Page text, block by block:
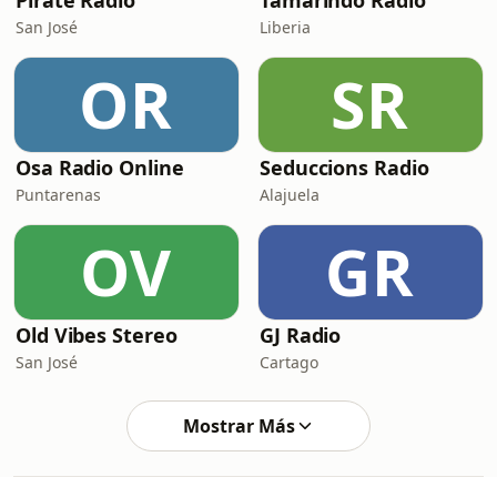
San José Liberia
OR
Osa Radio Online
Puntarenas
SR
Seduccions Radio
Alajuela
OV
Old Vibes Stereo
San José
GR
GJ Radio
Cartago
Mostrar Más